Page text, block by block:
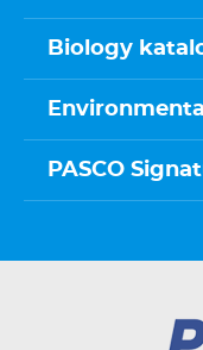
Biology
PASCO